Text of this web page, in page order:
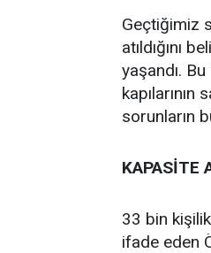
Geçtiğimiz
atıldığını
yaşandı.
kapılarının
sorunların
KAPASİTE
33 bin
ifade eden